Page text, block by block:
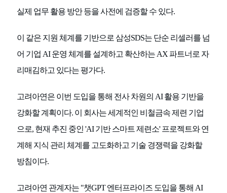
실제 업무 활용 방안 등을 사전에 검증할 수 있다.
이 같은 지원 체계를 기반으로 삼성SDS는 단순 리셀러를 넘
어 기업 AI 운영 체계를 설계하고 확산하는 AX 파트너로 자
리매김하고 있다는 평가다.
고려아연은 이번 도입을 통해 전사 차원의 AI 활용 기반을
강화할 계획이다. 이 회사는 세계적인 비철금속 제련 기업
으로, 현재 추진 중인 'AI 기반 스마트 제련소' 프로젝트와 연
계해 지식 관리 체계를 고도화하고 기술 경쟁력을 강화할
방침이다.
고려아연 관계자는 "챗GPT 엔터프라이즈 도입을 통해 AI